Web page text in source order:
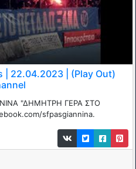
| 22.04.2023 | (Play Out)
"ΔΗΜΗΤΡΗ ΓΕΡΑ ΣΤΟ
sfpasgiannina.